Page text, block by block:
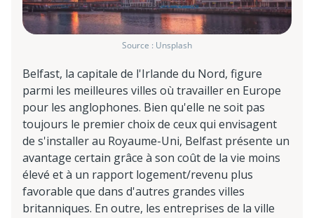
Source : Unsplash
Belfast, la capitale de l'Irlande du Nord, figure
parmi les meilleures villes où travailler en Europe
pour les anglophones. Bien qu'elle ne soit pas
toujours le premier choix de ceux qui envisagent
de s'installer au Royaume-Uni, Belfast présente un
avantage certain grâce à son coût de la vie moins
élevé et à un rapport logement/revenu plus
favorable que dans d'autres grandes villes
britanniques. En outre, les entreprises de la ville